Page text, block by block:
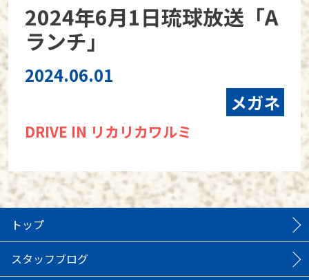
2024年6月1日琉球放送「A
ランチ」
2024.06.01
メガネ
DRIVE IN リカリカワルミ
トップ
スタッフブログ